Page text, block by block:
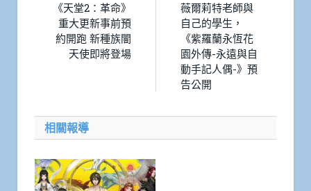
《天堂2：革命》
重大更新事前預
約開跑 新種族闇
天使即將登場
薇爾莉特老師與
自己的學生，
《紫羅蘭永恆花
園外傳-永遠與自
動手記人偶-》預
告公開
相關報導